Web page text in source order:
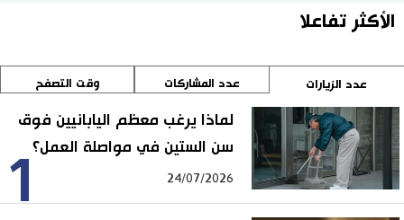
الأكثر تفاعلا
عدد الزيارات عدد المشاركات وقت التصفح
1
لماذا يرغب معظم اليابانيين فوق
سن الستين في مواصلة العمل؟
24/07/2026